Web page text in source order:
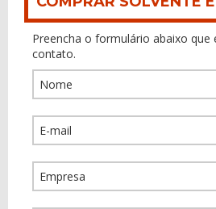
Preencha o formulário abaixo que
contato.